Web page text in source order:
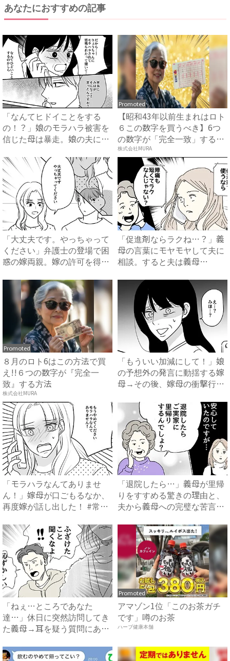
あなたにおすすめの記事
「なんてヒドイことをする
の！？」娘のモラハラ被害を
信じた母は暴走。娘の夫に電
Promoted
【昭和43年以前生まれはロト
６この数字を買うべき】6つ
の数字が「完全一致」する
方...
株式会社MURA
「大丈夫です。やっちゃって
ください」弁護士の登場で困
惑の嫁両親。嫁の許可を得た
「促進剤ならラクね…？」義
母の言葉にモヤモヤして夫に
相談。すると夫は義母
Promoted
８月のロト6はこの方法で買
え!!６つの数字が『完全一
致』する方法
株式会社MURA
「もういい加減にして！」娘
の予想外の発言に動揺する嫁
母→その後、嫁母の衝撃行動
「モラハラなんてありませ
ん！」嫁母が口ごもるなか、
再度嫁が話し出した！ #常識
「退院したら…」義母が里帰
りをすすめる驚きの理由と、
夫から義母への完璧な苦言
「ねぇ…ところであなた
達…」休日に突然訪問してき
た義母→耳を疑う質問にあ
Promoted
アマゾン1位「このお茶ガチ
です」噂のお茶
ハーブ健康本舗